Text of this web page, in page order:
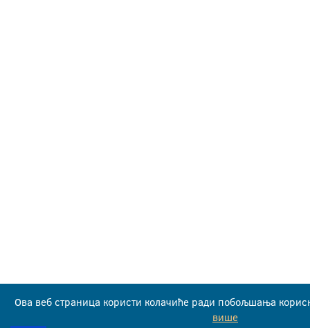
Ова веб страница користи колачиће ради побољшања
више